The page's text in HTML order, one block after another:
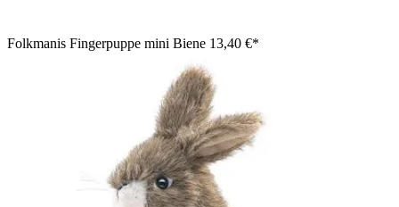
Folkmanis Fingerpuppe mini Biene 13,40 €*